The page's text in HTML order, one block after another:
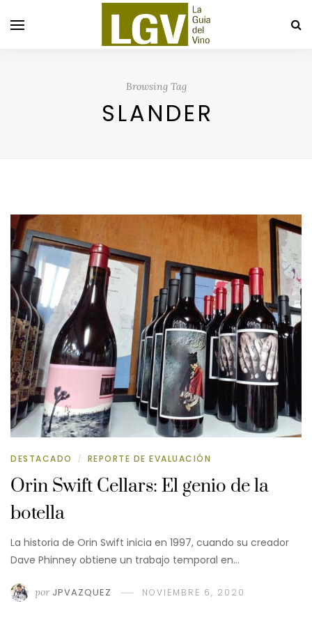
Browsing Tag
SLANDER
DESTACADO / REPORTE DE EVALUACIÓN
Orin Swift Cellars: El genio de la
botella
La historia de Orin Swift inicia en 1997, cuando su creador
Dave Phinney obtiene un trabajo temporal en…
por JPVAZQUEZ NOVIEMBRE 6, 2020